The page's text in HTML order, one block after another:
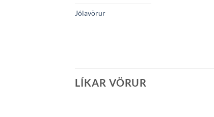
Jólavörur
LÍKAR VÖRUR